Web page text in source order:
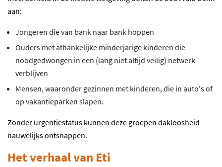
aan:
Jongeren die van bank naar bank hoppen
Ouders met afhankelijke minderjarige kinderen die
noodgedwongen in een (lang niet altijd veilig) netwerk
verblijven
Mensen, waaronder gezinnen met kinderen, die in auto's of
op vakantieparken slapen.
Zonder urgentiestatus kunnen deze groepen dakloosheid
nauwelijks ontsnappen.
Het verhaal van Eti